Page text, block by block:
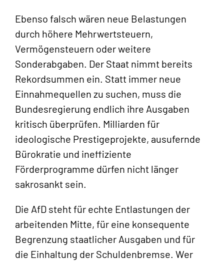
Ebenso falsch wären neue Belastungen
durch höhere Mehrwertsteuern,
Vermögensteuern oder weitere
Sonderabgaben. Der Staat nimmt bereits
Rekordsummen ein. Statt immer neue
Einnahmequellen zu suchen, muss die
Bundesregierung endlich ihre Ausgaben
kritisch überprüfen. Milliarden für
ideologische Prestigeprojekte, ausufernde
Bürokratie und ineffiziente
Förderprogramme dürfen nicht länger
sakrosankt sein.
Die AfD steht für echte Entlastungen der
arbeitenden Mitte, für eine konsequente
Begrenzung staatlicher Ausgaben und für
die Einhaltung der Schuldenbremse. Wer